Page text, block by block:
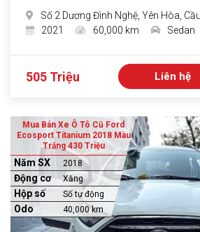
Số 2 Dương Đình Nghệ, Yên Hòa,
2021
60,000 km Sedan
505 Triệu Liên hệ
Mua Bán Xe Ô Tô Cũ Ford
Ecosport Titanium 2018 Màu
Trắng 430 Triệu
Năm SX 2018
Động cơ Xăng
Hộp số Số tự động
Odo 40,000 km